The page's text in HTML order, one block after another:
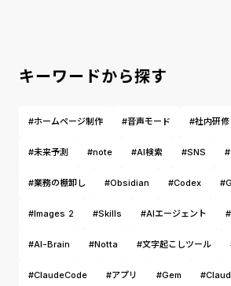
キーワードから探す
#ホームページ制作 #音声モード #社内研修
#未来予測 #note #AI検索 #SNS
#業務の棚卸し #Obsidian #Codex
#Images 2 #Skills #AIエージェント
#AI-Brain #Notta #文字起こしツール
#ClaudeCode #アプリ #Gem